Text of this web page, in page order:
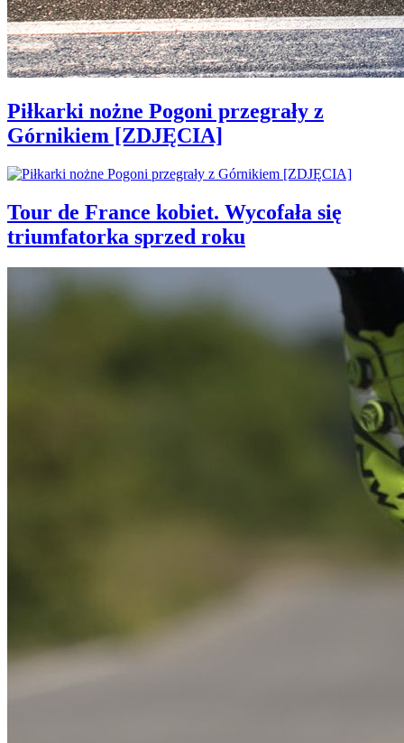
Piłkarki nożne Pogoni przegrały z
Górnikiem [ZDJĘCIA]
Tour de France kobiet. Wycofała się
triumfatorka sprzed roku